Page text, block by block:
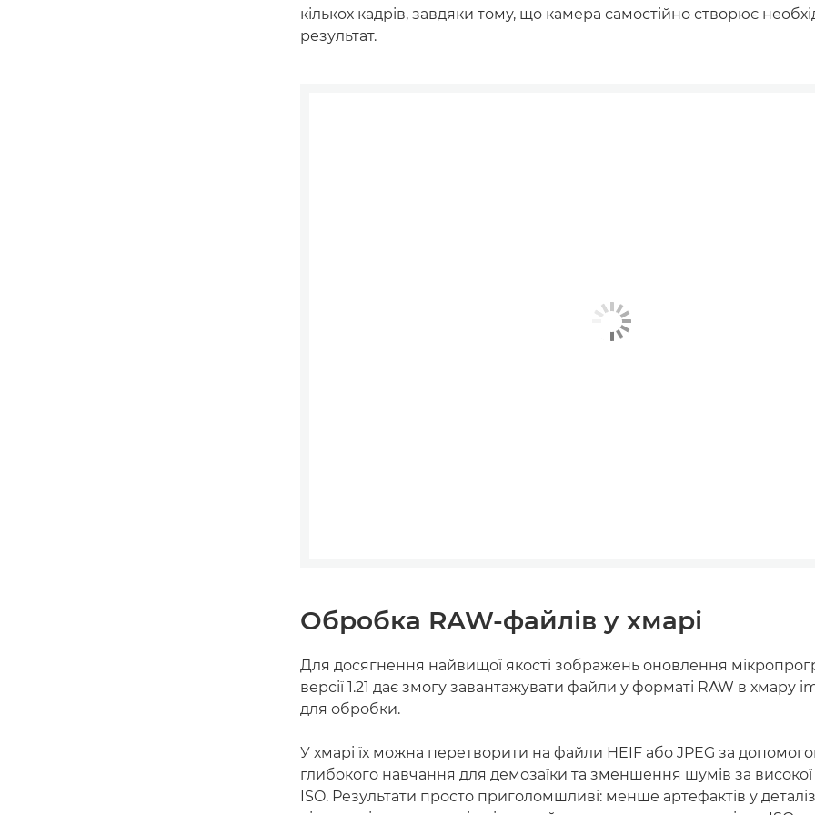
кількох кадрів, завдяки тому, що камера самостійно створює
результат.
Обробка RAW-файлів у хмарі
Для досягнення найвищої якості зображень оновлення
версії 1.21 дає змогу завантажувати файли у форматі RAW в хмару
для обробки.
У хмарі їх можна перетворити на файли HEIF або JPEG за
глибокого навчання для демозаїки та зменшення шумів за високої
ISO. Результати просто приголомшливі: менше артефактів у